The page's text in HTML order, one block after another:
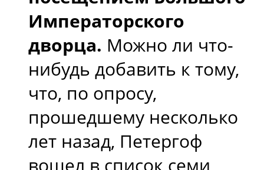
Императорского
дворца. Можно ли что-
нибудь добавить к тому,
что, по опросу,
прошедшему несколько
лет назад, Петергоф
вошел в список семи